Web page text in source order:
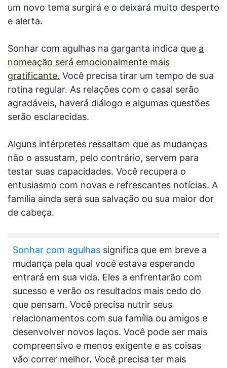
um novo tema surgirá e o deixará muito desperto
e alerta.
Sonhar com agulhas na garganta indica que a
nomeação será emocionalmente mais
gratificante. Você precisa tirar um tempo de sua
rotina regular. As relações com o casal serão
agradáveis, haverá diálogo e algumas questões
serão esclarecidas.
Alguns intérpretes ressaltam que as mudanças
não o assustam, pelo contrário, servem para
testar suas capacidades. Você recupera o
entusiasmo com novas e refrescantes notícias. A
família ainda será sua salvação ou sua maior dor
de cabeça.
Sonhar com agulhas significa que em breve a
mudança pela qual você estava esperando
entrará em sua vida. Eles a enfrentarão com
sucesso e verão os resultados mais cedo do
que pensam. Você precisa nutrir seus
relacionamentos com sua família ou amigos e
desenvolver novos laços. Você pode ser mais
compreensivo e menos exigente e as coisas
vão correr melhor. Você precisa ter mais